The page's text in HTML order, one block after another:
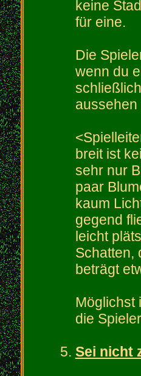
keine
für eine.
Die
wenn du
aussehen
breit ist
sehr nur
paar
kaum
gegend
leicht
Schatten,
beträgt
Möglichst
die
Sei nicht